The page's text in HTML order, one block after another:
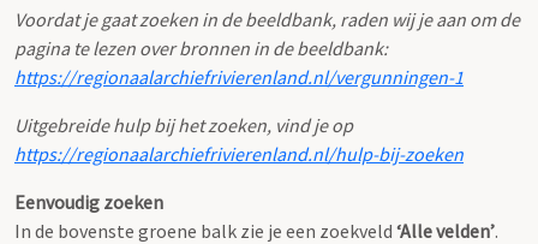
Voordat je gaat zoeken in de beeldbank, raden wij je aan om de
pagina te lezen over bronnen in de beeldbank:
https://regionaalarchiefrivierenland.nl/vergunningen-1
Uitgebreide hulp bij het zoeken, vind je op
https://regionaalarchiefrivierenland.nl/hulp-bij-zoeken
Eenvoudig zoeken
In de bovenste groene balk zie je een zoekveld ‘Alle velden’.